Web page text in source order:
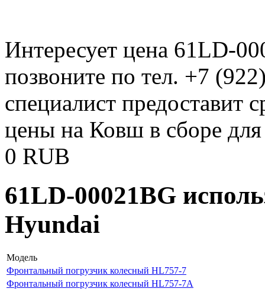
Интересует цена 61LD-
позвоните по тел. +7
специалист предоставит
цены на Ковш в сборе
0 RUB
61LD-00021BG
Hyundai
Модель
Фронтальный погрузчик колесный HL757-7
Фронтальный погрузчик колесный HL757-7A